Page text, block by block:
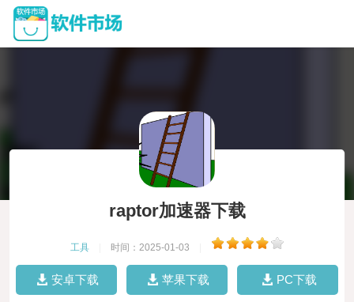
raptor加速器下载
工具 时间：2025-01-03
安卓下载 苹果下载 PC下载